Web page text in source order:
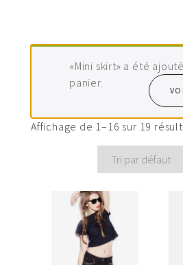
«Mini skirt» a été
panier.
Affichage de 1–16 sur 19